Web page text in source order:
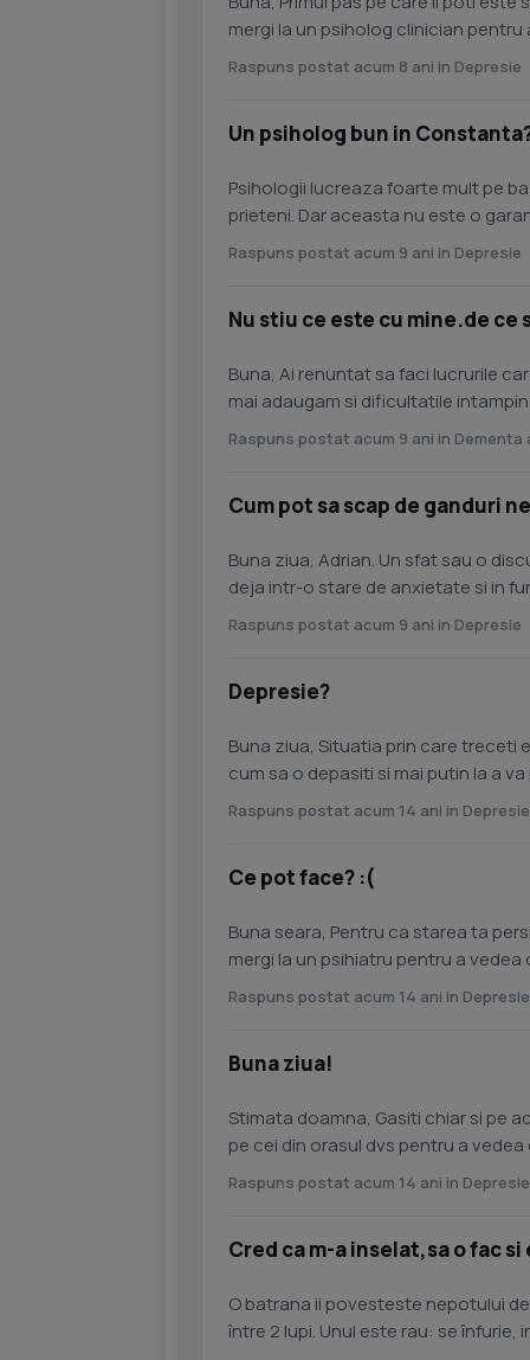
mergi la un psiholog clinician
confirma ca suferi...
Raspuns postat acum 8 ani in Depresie
Un psiholog bun in
Psihologii lucreaza foarte mult pe
prieteni. Dar aceasta nu este o
o relatie. Cel mai...
Raspuns postat acum 9 ani in Depresie
Nu stiu ce este cu mine.de
Buna, Ai renuntat sa faci lucrurile
Raspuns postat acum 9 ani in
Cum pot sa scap de ganduri
Buna ziua, Adrian. Un sfat sau o
deja intr-o stare de anxietate si in
iar ticurile...
Raspuns postat acum 9 ani in Depresie
Depresie?
Buna ziua, Situatia prin care treceti
cum sa o depasiti si mai putin la a
seama medicului....
Raspuns postat acum 14 ani in Depresie
Ce pot face? :(
Buna seara, Pentru ca starea ta
mergi la un psihiatru pentru a
medicamentos, iar apoi,...
Raspuns postat acum 14 ani in Depresie
Buna ziua!
Stimata doamna, Gasiti chiar si pe
pe cei din orasul dvs pentru a
pentru dvs....
Raspuns postat acum 14 ani in Depresie
Cred ca m-a inselat,sa o fac si
O batrana ii povesteste nepotului
între 2 lupi. Unul este rau: se înfurie, invidiaza, regreta, lacomeste, e arogant, gelos,